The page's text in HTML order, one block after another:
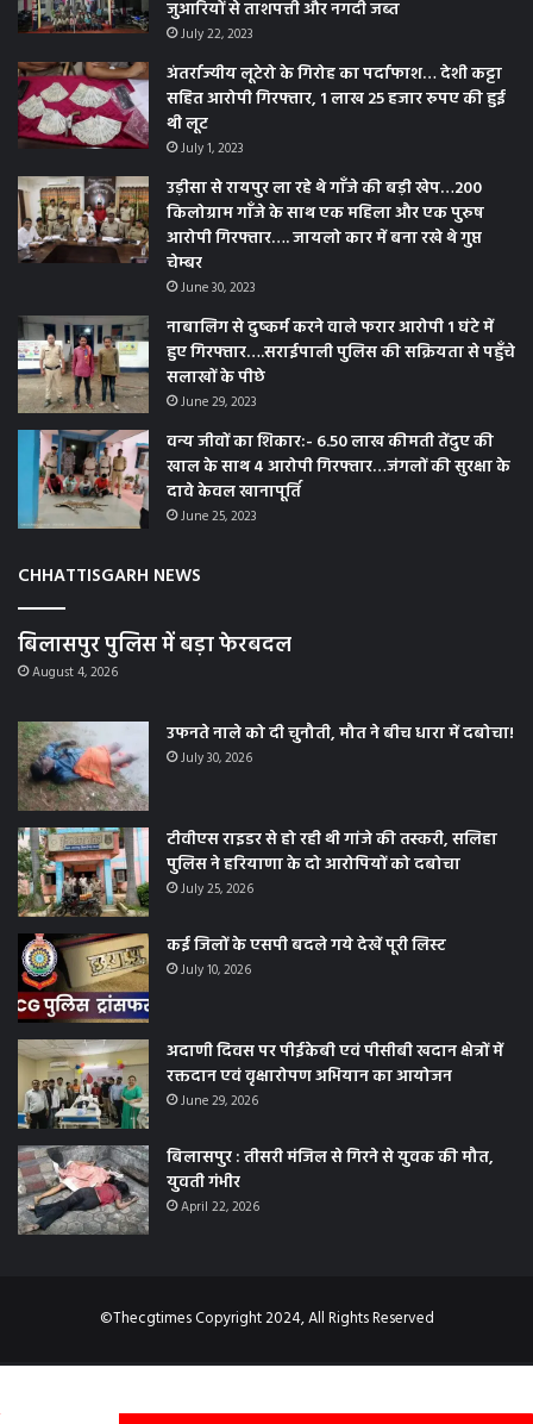
जुआरियों से ताशपत्ती और नगदी जब्त
July 22, 2023
अंतर्राज्यीय लूटेरो के गिरोह का पर्दाफाश… देशी कट्टा
सहित आरोपी गिरफ्तार, 1 लाख 25 हजार रुपए की हुई
थी लूट
July 1, 2023
उड़ीसा से रायपुर ला रहे थे गाँजे की बड़ी खेप…200
किलोग्राम गाँजे के साथ एक महिला और एक पुरुष
आरोपी गिरफ्तार…. जायलो कार में बना रखे थे गुप्त
चेम्बर
June 30, 2023
नाबालिग से दुष्कर्म करने वाले फरार आरोपी 1 घंटे में
हुए गिरफ्तार….सराईपाली पुलिस की सक्रियता से पहुँचे
सलाखों के पीछे
June 29, 2023
वन्य जीवों का शिकार:- 6.50 लाख कीमती तेंदुए की
खाल के साथ 4 आरोपी गिरफ्तार…जंगलों की सुरक्षा के
दावे केवल खानापूर्ति
June 25, 2023
CHHATTISGARH NEWS
बिलासपुर पुलिस में बड़ा फेरबदल
August 4, 2026
उफनते नाले को दी चुनौती, मौत ने बीच धारा में दबोचा!
July 30, 2026
टीवीएस राइडर से हो रही थी गांजे की तस्करी, सलिहा
पुलिस ने हरियाणा के दो आरोपियों को दबोचा
July 25, 2026
कई जिलों के एसपी बदले गये देखें पूरी लिस्ट
July 10, 2026
अदाणी दिवस पर पीईकेबी एवं पीसीबी खदान क्षेत्रों में
रक्तदान एवं वृक्षारोपण अभियान का आयोजन
June 29, 2026
बिलासपुर : तीसरी मंजिल से गिरने से युवक की मौत,
युवती गंभीर
April 22, 2026
©Thecgtimes Copyright 2024, All Rights Reserved